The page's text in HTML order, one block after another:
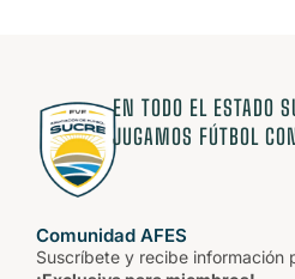
EN TODO EL ESTADO
JUGAMOS FÚTBOL
Comunidad AFES
Suscríbete y recibe información